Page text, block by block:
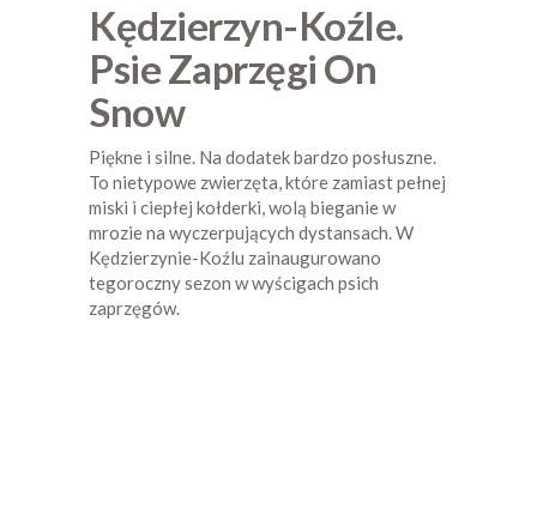
Kędzierzyn-Koźle.
Psie Zaprzęgi On
Snow
Piękne i silne. Na dodatek bardzo posłuszne.
To nietypowe zwierzęta, które zamiast pełnej
miski i ciepłej kołderki, wolą bieganie w
mrozie na wyczerpujących dystansach. W
Kędzierzynie-Koźlu zainaugurowano
tegoroczny sezon w wyścigach psich
zaprzęgów.